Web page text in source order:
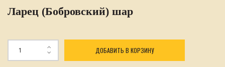
Ларец (Бобровский) шар
ДОБАВИТЬ В КОРЗИНУ